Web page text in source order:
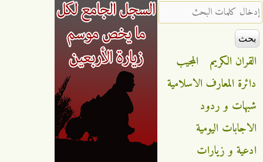
‏إدخال كلمات البحث ‏
القران الكريم
المجيب
دائرة المعارف الاسلامية
شبهات و ردود
الاجابات اليومية
ادعية و زيارات